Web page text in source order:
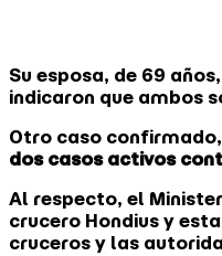
Su esposa, de 69
indicaron que ambos
Otro caso
dos casos activos
Al respecto, el
crucero Hondius y
cruceros y las